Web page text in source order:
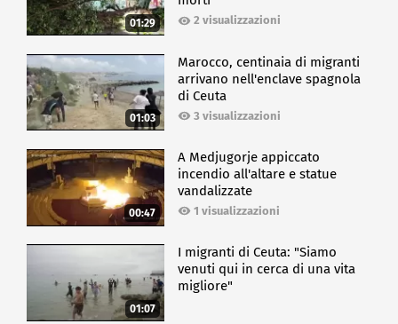
01:29 2 visualizzazioni
01:03
Marocco, centinaia di migranti
arrivano nell'enclave spagnola
di Ceuta
3 visualizzazioni
00:47
A Medjugorje appiccato
incendio all'altare e statue
vandalizzate
1 visualizzazioni
01:07
I migranti di Ceuta: "Siamo
venuti qui in cerca di una vita
migliore"